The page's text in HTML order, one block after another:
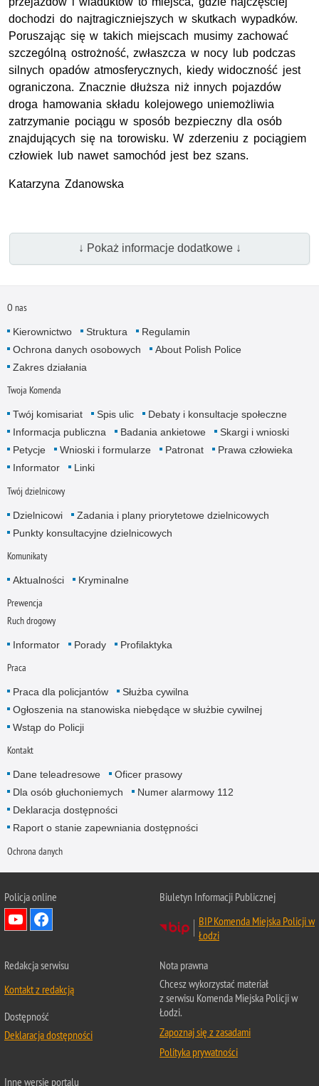
dochodzi do najtragiczniejszych w skutkach wypadków.
Poruszając się w takich miejscach musimy zachować
szczególną ostrożność, zwłaszcza w nocy lub podczas
silnych opadów atmosferycznych, kiedy widoczność jest
ograniczona. Znacznie dłuższa niż innych pojazdów
droga hamowania składu kolejowego uniemożliwia
zatrzymanie pociągu w sposób bezpieczny dla osób
znajdujących się na torowisku. W zderzeniu z pociągiem
człowiek lub nawet samochód jest bez szans.
Katarzyna Zdanowska
↓ Pokaż informacje dodatkowe ↓
O nas
Kierownictwo Struktura
Regulamin
Ochrona danych osobowych
About Polish Police
Zakres działania
Twoja Komenda
Twój komisariat Spis ulic
Debaty i konsultacje społeczne
Informacja publiczna
Badania ankietowe
Skargi i wnioski
Petycje
Wnioski i formularze Patronat
Prawa człowieka
Informator
Linki
Twój dzielnicowy
Dzielnicowi
Zadania i plany priorytetowe dzielnicowych
Punkty konsultacyjne dzielnicowych
Komunikaty
Aktualności Kryminalne
Prewencja
Ruch drogowy
Informator Porady Profilaktyka
Praca
Praca dla policjantów
Służba cywilna
Ogłoszenia na stanowiska niebędące w służbie cywilnej
Wstąp do Policji
Kontakt
Dane teleadresowe
Oficer prasowy
Dla osób głuchoniemych
Numer alarmowy 112
Deklaracja dostępności
Raport o stanie zapewniania dostępności
Ochrona danych
Policja online
Biuletyn Informacji Publicznej
BIP Komenda Miejska Policji w
Łodzi
Redakcja serwisu
Kontakt z redakcją
Dostępność
Deklaracja dostępności
Nota prawna
Chcesz wykorzystać materiał
z serwisu Komenda Miejska Policji w
Łodzi.
Zapoznaj się z zasadami
Polityka prywatności
Inne wersje portalu